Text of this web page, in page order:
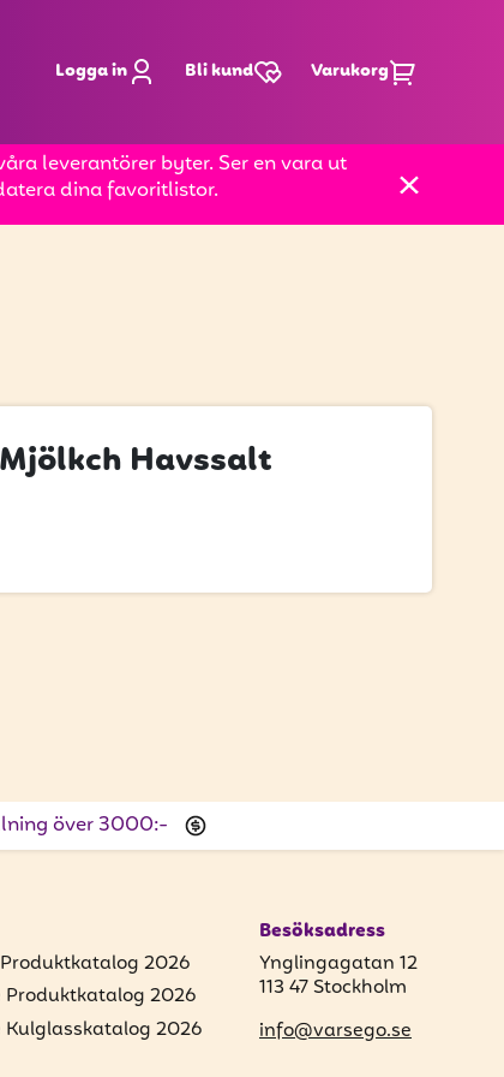
Logga in Bli kund Varukorg
leverantörer byter. Ser en vara ut
dina favoritlistor.
Havssalt
över 3000:-
2026
Produktkatalog 2026
Kulglasskatalog 2026
Besöksadress
Ynglingagatan 12
113 47 Stockholm
info@varsego.se